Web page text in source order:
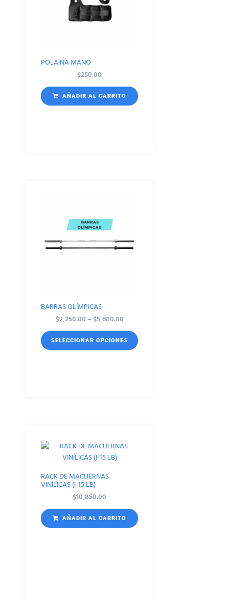
POLAINA MANO
$250.00
AÑADIR AL CARRITO
BARRAS OLÍMPICAS
$2,250.00–$5,600.00
SELECCIONAR OPCIONES
RACK DE MACUERNAS
VINÍLICAS (I-15 LB)
$10,850.00
AÑADIR AL CARRITO